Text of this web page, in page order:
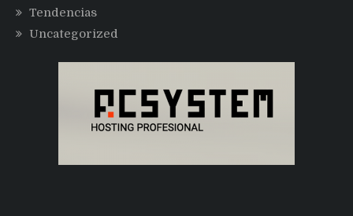
Tendencias
Uncategorized